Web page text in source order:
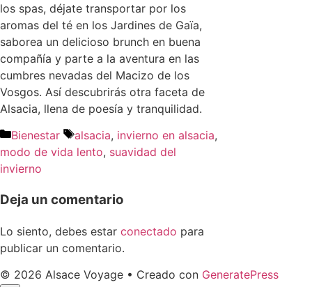
los spas, déjate transportar por los
aromas del té en los Jardines de Gaïa,
saborea un delicioso brunch en buena
compañía y parte a la aventura en las
cumbres nevadas del Macizo de los
Vosgos. Así descubrirás otra faceta de
Alsacia, llena de poesía y tranquilidad.
Bienestar
alsacia, invierno en alsacia,
modo de vida lento, suavidad del
invierno
Deja un comentario
Lo siento, debes estar conectado para
publicar un comentario.
© 2026 Alsace Voyage • Creado con GeneratePress